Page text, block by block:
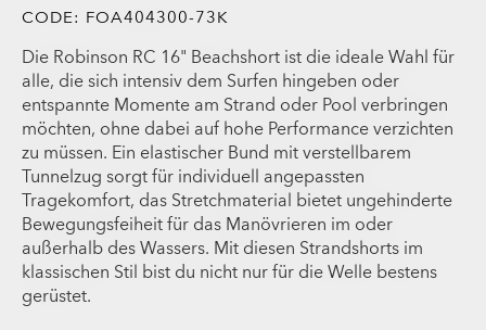
CODE: FOA404300-73K
Die Robinson RC 16" Beachshort ist die ideale Wahl für
alle, die sich intensiv dem Surfen hingeben oder
entspannte Momente am Strand oder Pool verbringen
möchten, ohne dabei auf hohe Performance verzichten
zu müssen. Ein elastischer Bund mit verstellbarem
Tunnelzug sorgt für individuell angepassten
Tragekomfort, das Stretchmaterial bietet ungehinderte
Bewegungsfeiheit für das Manövrieren im oder
außerhalb des Wassers. Mit diesen Strandshorts im
klassischen Stil bist du nicht nur für die Welle bestens
gerüstet.